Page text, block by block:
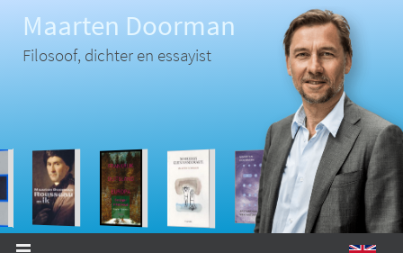
inhoud
Maarten Doorman
Filosoof, dichter en essayist